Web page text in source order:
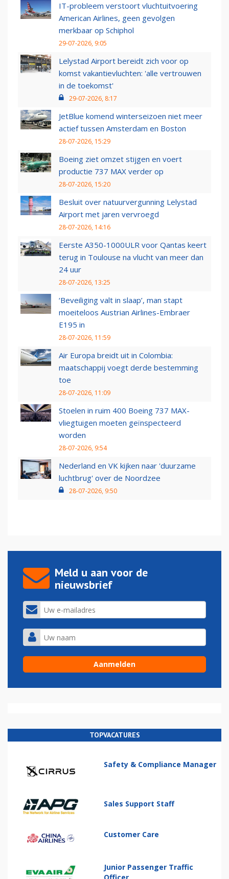
IT-probleem verstoort vluchtuitvoering
American Airlines, geen gevolgen
merkbaar op Schiphol
29-07-2026, 9:05
Lelystad Airport bereidt zich voor op
komst vakantievluchten: 'alle vertrouwen
in de toekomst'
29-07-2026, 8:17
JetBlue komend winterseizoen niet meer
actief tussen Amsterdam en Boston
28-07-2026, 15:29
Boeing ziet omzet stijgen en voert
productie 737 MAX verder op
28-07-2026, 15:20
Besluit over natuurvergunning Lelystad
Airport met jaren vervroegd
28-07-2026, 14:16
Eerste A350-1000ULR voor Qantas keert
terug in Toulouse na vlucht van meer dan
24 uur
28-07-2026, 13:25
‘Beveiliging valt in slaap’, man stapt
moeiteloos Austrian Airlines-Embraer
E195 in
28-07-2026, 11:59
Air Europa breidt uit in Colombia:
maatschappij voegt derde bestemming
toe
28-07-2026, 11:09
Stoelen in ruim 400 Boeing 737 MAX-
vliegtuigen moeten geïnspecteerd
worden
28-07-2026, 9:54
Nederland en VK kijken naar 'duurzame
luchtbrug' over de Noordzee
28-07-2026, 9:50
Meld u aan voor de
nieuwsbrief
TOPVACATURES
Safety & Compliance Manager
Sales Support Staff
Customer Care
Junior Passenger Traffic